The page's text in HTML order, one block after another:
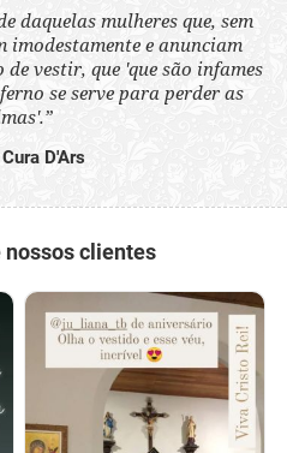
daquelas mulheres que, sem
imodestamente e anunciam
vestir, que 'que são infames
se serve para perder as
D'Ars
clientes